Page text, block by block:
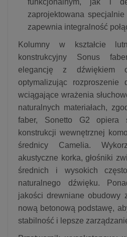
zaprojektowana
zapewnia integralność
Kolumny w kształcie
konstrukcyjny Sonus
elegancję z dźwiękiem
optymalizując rozproszenie
wciągające wrażenia
naturalnych materiałach,
faber, Sonetto G2 opiera
konstrukcji wewnętrznej
średnicy Camelia.
akustyczne korka, głośniki
średnich i wysokich
naturalnego dźwięku.
jakości drewniane obudowy
nową betonową podstawę,
stabilność i lepsze